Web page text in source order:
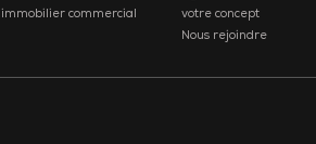
immobilier commercial
votre concept
Nous rejoindre